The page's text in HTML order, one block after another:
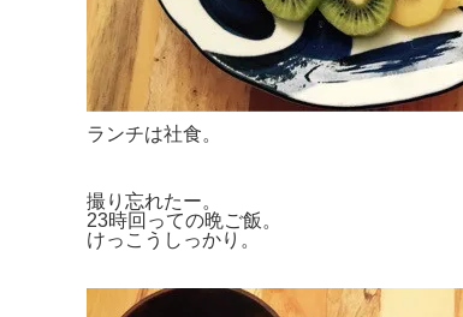
ランチは社食。
撮り忘れたー。
23時回っての晩ご飯。
けっこうしっかり。